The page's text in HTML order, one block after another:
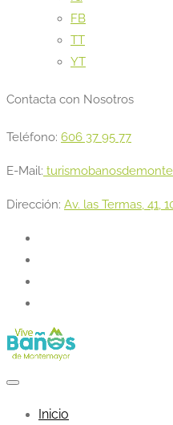
FB
TT
YT
Contacta con Nosotros
Teléfono: 606 37 95 77
E-Mail:
Dirección: Av. las Termas, 41,
Inicio